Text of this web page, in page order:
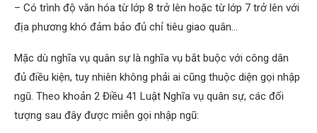
– Có trình độ văn hóa từ lớp 8 trở lên hoặc từ lớp 7 trở lên với
địa phương khó đảm bảo đủ chỉ tiêu giao quân…
Mặc dù nghĩa vụ quân sự là nghĩa vụ bắt buộc với công dân
đủ điều kiện, tuy nhiên không phải ai cũng thuộc diện gọi nhập
ngũ. Theo khoản 2 Điều 41 Luật Nghĩa vụ quân sự, các đối
tượng sau đây được miễn gọi nhập ngũ: